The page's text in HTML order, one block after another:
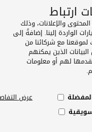
ارتباط
والإعلانات، وذلك
الواردة إلينا. إضافةً إلى
مع شركائنا من
الذين يمكنهم
لهم أو معلومات
عرض